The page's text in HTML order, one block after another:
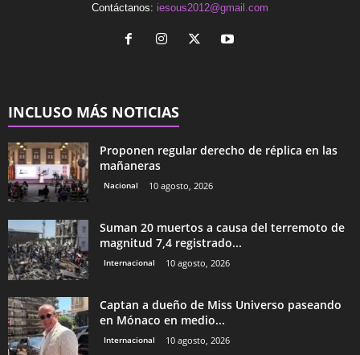
Contáctanos: iesous2012@gmail.com
INCLUSO MÁS NOTICIAS
Proponen regular derecho de réplica en las
mañaneras
Nacional 10 agosto, 2026
Suman 20 muertos a causa del terremoto de
magnitud 7,4 registrado...
Internacional 10 agosto, 2026
Captan a dueño de Miss Universo paseando
en Mónaco en medio...
Internacional 10 agosto, 2026